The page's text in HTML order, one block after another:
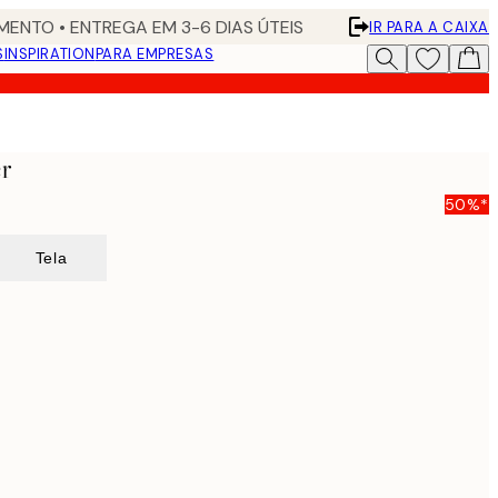
• ENTREGA EM 3-6 DIAS ÚTEIS
IR PARA A CAIXA
INSPIRATIONPARA EMPRESAS
50%*
Tela